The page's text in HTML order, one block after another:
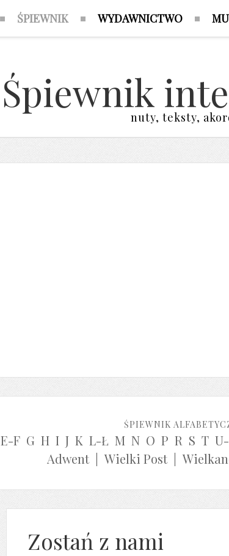
ŚPIEWNIK WYDAWNICTWO
Śpiewnik
nuty, teksty,
ŚPIEWNIK
E-F G H I J K L-Ł M N O P R S T
Adwent| Wielki Post|
Zostań z nami